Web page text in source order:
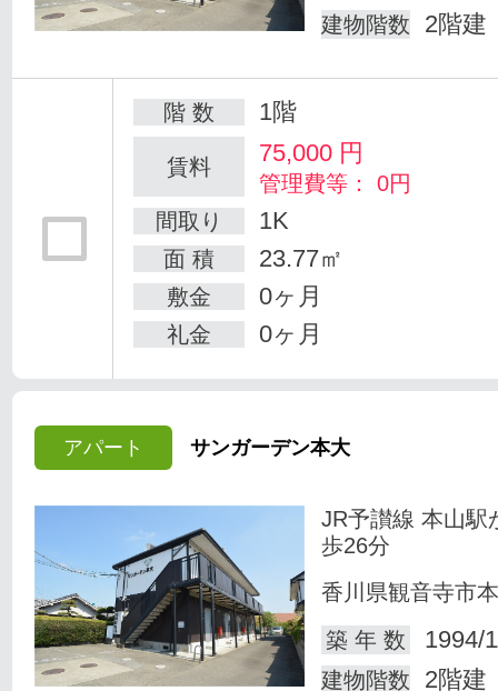
建物階数 2階建
階 数 1階
賃料 75,000 円
管理費等： 0円
間取り
1K
面 積 23.77㎡
敷金 0ヶ月
礼金 0ヶ月
アパート サンガーデン本大
JR予讃線 本山駅
歩26分
香川県観音寺市
築 年 数
1994/
建物階数 2階建